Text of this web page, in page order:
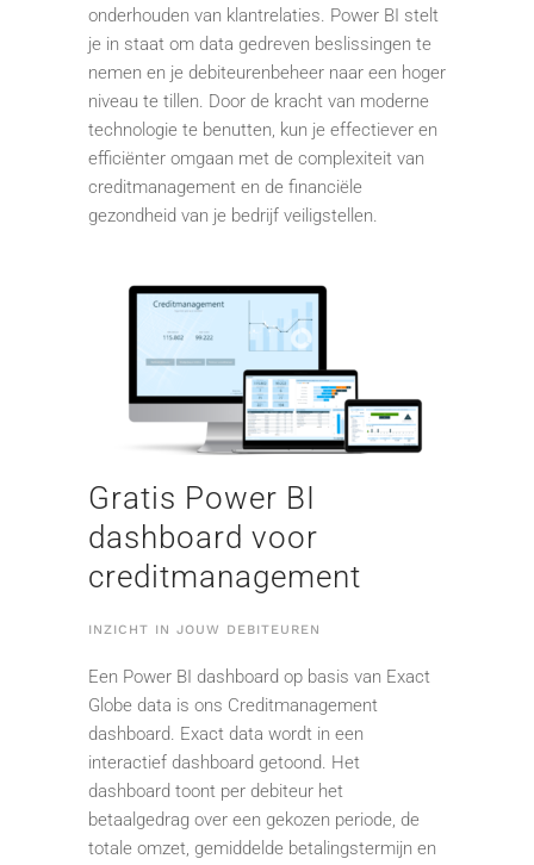
onderhouden van klantrelaties. Power BI stelt
je in staat om data gedreven beslissingen te
nemen en je debiteurenbeheer naar een hoger
niveau te tillen. Door de kracht van moderne
technologie te benutten, kun je effectiever en
efficiënter omgaan met de complexiteit van
creditmanagement en de financiële
gezondheid van je bedrijf veiligstellen.
Gratis Power BI
dashboard voor
creditmanagement
INZICHT IN JOUW DEBITEUREN
Een Power BI dashboard op basis van Exact
Globe data is ons Creditmanagement
dashboard. Exact data wordt in een
interactief dashboard getoond. Het
dashboard toont per debiteur het
betaalgedrag over een gekozen periode, de
totale omzet, gemiddelde betalingstermijn en